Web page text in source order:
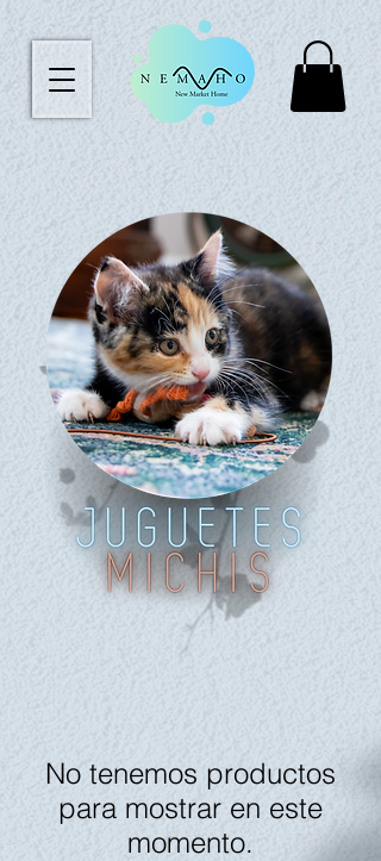
No tenemos productos
para mostrar en este
momento.